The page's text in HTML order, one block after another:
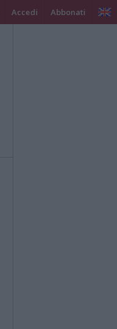
Accedi Abbonati